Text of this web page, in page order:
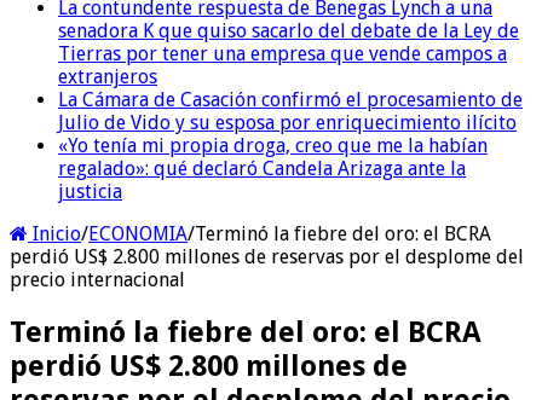
La contundente respuesta de Benegas Lynch a una
senadora K que quiso sacarlo del debate de la Ley de
Tierras por tener una empresa que vende campos a
extranjeros
La Cámara de Casación confirmó el procesamiento de
Julio de Vido y su esposa por enriquecimiento ilícito
«Yo tenía mi propia droga, creo que me la habían
regalado»: qué declaró Candela Arizaga ante la
justicia
Inicio/ECONOMIA/Terminó la fiebre del oro: el BCRA
perdió US$ 2.800 millones de reservas por el desplome del
precio internacional
Terminó la fiebre del oro: el BCRA
perdió US$ 2.800 millones de